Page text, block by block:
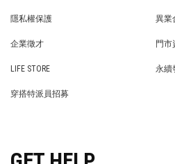
隱私權保護
異業
企業徵才
門市
LIFE STORE
永續
穿搭特派員招募